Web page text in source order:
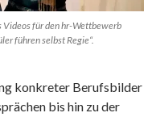
Videos für den hr-Wettbewerb
führen selbst Regie“.
konkreter Berufsbilder
bis hin zu der